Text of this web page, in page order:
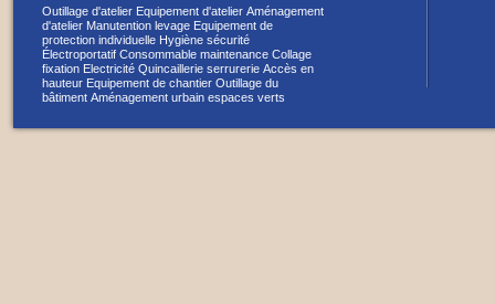
Outillage d'atelier Equipement d'atelier Aménagement
d'atelier Manutention levage Equipement de
protection individuelle Hygiène sécurité
Électroportatif Consommable maintenance Collage
fixation Electricité Quincaillerie serrurerie Accès en
hauteur Equipement de chantier Outillage du
bâtiment Aménagement urbain espaces verts